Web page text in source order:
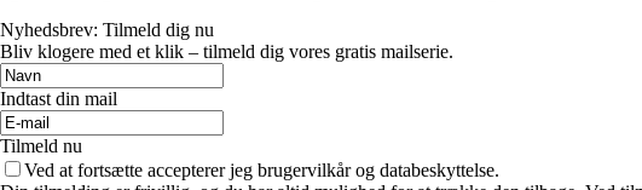
Nyhedsbrev: Tilmeld dig nu
Bliv klogere med et klik – tilmeld dig vores gratis mailserie.
Indtast din mail
Tilmeld nu
Ved at fortsætte accepterer jeg brugervilkår og databeskyttelse.